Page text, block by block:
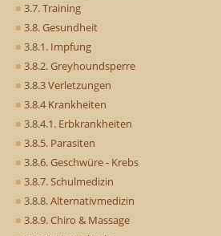
3.7. Training
3.8. Gesundheit
3.8.1. Impfung
3.8.2. Greyhoundsperre
3.8.3 Verletzungen
3.8.4 Krankheiten
3.8.4.1. Erbkrankheiten
3.8.5. Parasiten
3.8.6. Geschwüre - Krebs
3.8.7. Schulmedizin
3.8.8. Alternativmedizin
3.8.9. Chiro & Massage